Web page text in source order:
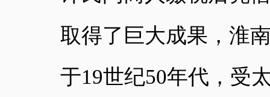
取得了巨大成果 ，淮
于19世纪50年代，受